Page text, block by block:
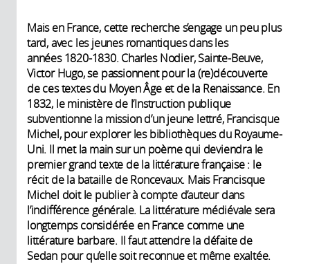
Mais en France, cette recherche s’engage un peu plus
tard, avec les jeunes romantiques dans les
années 1820-1830. Charles Nodier, Sainte-Beuve,
Victor Hugo, se passionnent pour la (re)découverte
de ces textes du Moyen Âge et de la Renaissance. En
1832, le ministère de l’Instruction publique
subventionne la mission d’un jeune lettré, Francisque
Michel, pour explorer les bibliothèques du Royaume-
Uni. Il met la main sur un poème qui deviendra le
premier grand texte de la littérature française : le
récit de la bataille de Roncevaux. Mais Francisque
Michel doit le publier à compte d’auteur dans
l’indifférence générale. La littérature médiévale sera
longtemps considérée en France comme une
littérature barbare. Il faut attendre la défaite de
Sedan pour qu’elle soit reconnue et même exaltée.